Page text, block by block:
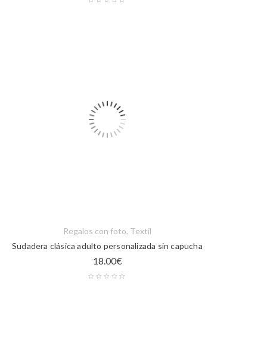
Regalos con foto, Textil
Sudadera clásica adulto personalizada sin capucha
18.00€